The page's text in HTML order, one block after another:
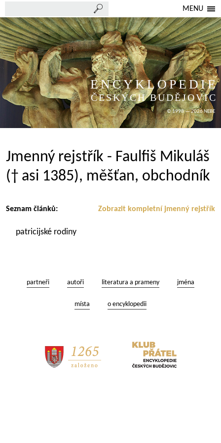
MENU
ENCYKLOPEDIE
ČESKÝCH BUDĚJOVIC
© 1998 — 2026 NEBE
Jmenný rejstřík - Faulfiš Mikuláš
(† asi 1385), měšťan, obchodník
Zobrazit kompletní jmenný rejstřík
Seznam článků:
patricijské rodiny
partneři autoři literatura a prameny jména
místa o encyklopedii